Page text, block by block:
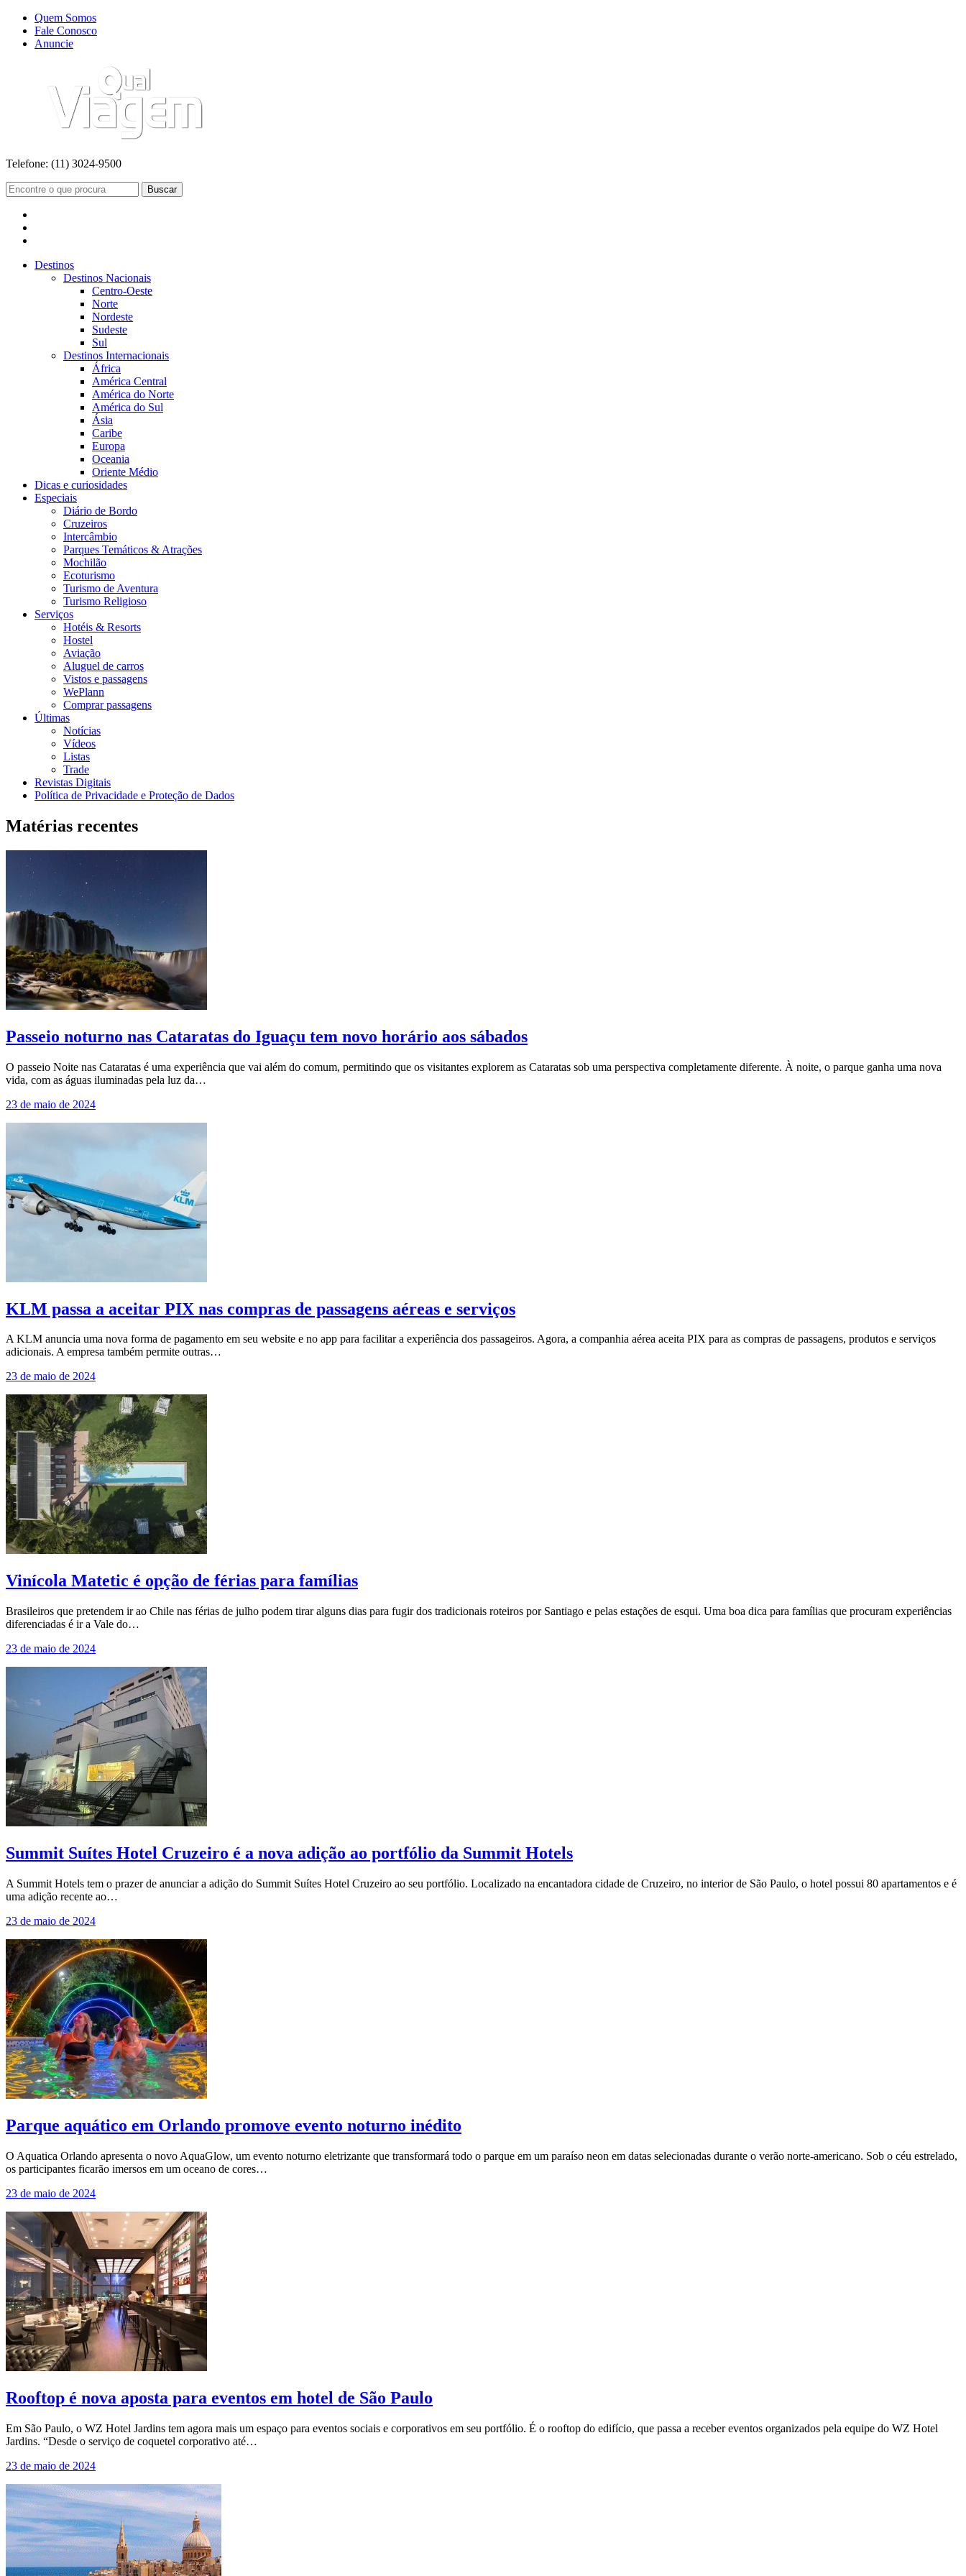
Quem Somos
Fale Conosco
Anuncie
Telefone: (11) 3024-9500
Buscar
Destinos
Destinos Nacionais
Centro-Oeste
Norte
Nordeste
Sudeste
Sul
Destinos Internacionais
África
América Central
América do Norte
América do Sul
Ásia
Caribe
Europa
Oceania
Oriente Médio
Dicas e curiosidades
Especiais
Diário de Bordo
Cruzeiros
Intercâmbio
Parques Temáticos & Atrações
Mochilão
Ecoturismo
Turismo de Aventura
Turismo Religioso
Serviços
Hotéis & Resorts
Hostel
Aviação
Aluguel de carros
Vistos e passagens
WePlann
Comprar passagens
Últimas
Notícias
Vídeos
Listas
Trade
Revistas Digitais
Política de Privacidade e Proteção de Dados
Matérias recentes
Passeio noturno nas Cataratas do Iguaçu tem novo horário aos sábados
O passeio Noite nas Cataratas é uma experiência que vai além do comum, permitindo que os visitantes explorem as Cataratas sob uma perspectiva completamente diferente. À noite, o parque ganha uma nova
vida, com as águas iluminadas pela luz da…
23 de maio de 2024
KLM passa a aceitar PIX nas compras de passagens aéreas e serviços
A KLM anuncia uma nova forma de pagamento em seu website e no app para facilitar a experiência dos passageiros. Agora, a companhia aérea aceita PIX para as compras de passagens, produtos e serviços
adicionais. A empresa também permite outras…
23 de maio de 2024
Vinícola Matetic é opção de férias para famílias
Brasileiros que pretendem ir ao Chile nas férias de julho podem tirar alguns dias para fugir dos tradicionais roteiros por Santiago e pelas estações de esqui. Uma boa dica para famílias que procuram experiências
diferenciadas é ir a Vale do…
23 de maio de 2024
Summit Suítes Hotel Cruzeiro é a nova adição ao portfólio da Summit Hotels
A Summit Hotels tem o prazer de anunciar a adição do Summit Suítes Hotel Cruzeiro ao seu portfólio. Localizado na encantadora cidade de Cruzeiro, no interior de São Paulo, o hotel possui 80 apartamentos e é
uma adição recente ao…
23 de maio de 2024
Parque aquático em Orlando promove evento noturno inédito
O Aquatica Orlando apresenta o novo AquaGlow, um evento noturno eletrizante que transformará todo o parque em um paraíso neon em datas selecionadas durante o verão norte-americano. Sob o céu estrelado,
os participantes ficarão imersos em um oceano de cores…
23 de maio de 2024
Rooftop é nova aposta para eventos em hotel de São Paulo
Em São Paulo, o WZ Hotel Jardins tem agora mais um espaço para eventos sociais e corporativos em seu portfólio. É o rooftop do edifício, que passa a receber eventos organizados pela equipe do WZ Hotel
Jardins. “Desde o serviço de coquetel corporativo até…
23 de maio de 2024